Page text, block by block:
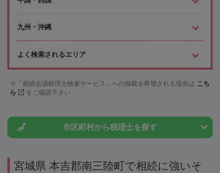
九州・沖縄
よく検索されるエリア
「相続会議税理士検索サービス」への掲載を希望される場合は こち
ら
をご確認下さい
市区町村から税理士を探す
宮城県 本吉郡南三陸町で相続に強いそ